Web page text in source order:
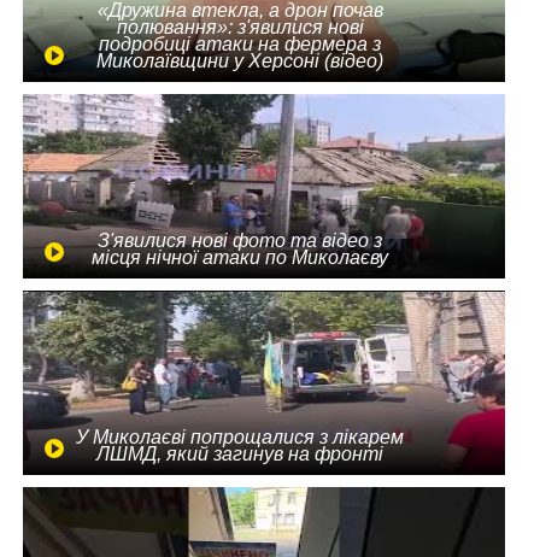
«Дружина втекла, а дрон почав
полювання»: з'явилися нові
подробиці атаки на фермера з
Миколаївщини у Херсоні (відео)
З'явилися нові фото та відео з
місця нічної атаки по Миколаєву
У Миколаєві попрощалися з лікарем
ЛШМД, який загинув на фронті